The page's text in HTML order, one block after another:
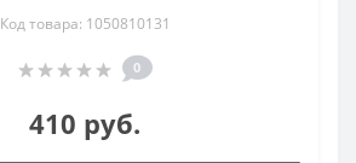
Код товара: 1050810131
0
410 руб.